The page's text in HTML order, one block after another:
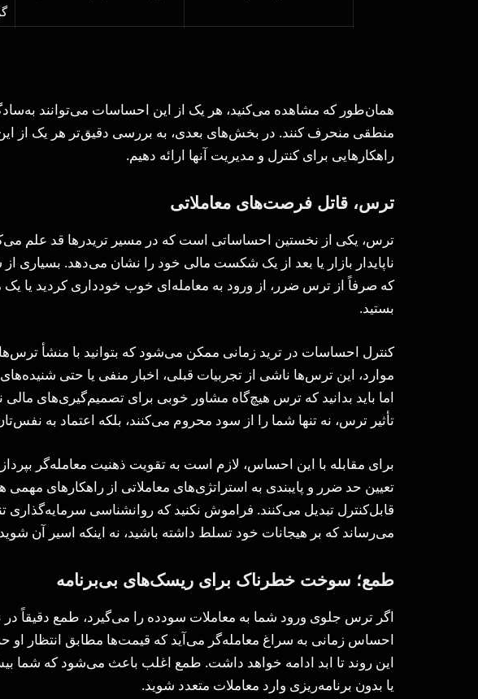
همان‌طور که مشاهده می‌کنید، هر یک از این احساسات می‌توانند
منطقی منحرف کنند. در بخش‌های بعدی، به بررسی دقیق‌تر هر یک از
راهکارهایی برای کنترل و مدیریت آنها ارائه دهیم.
ترس، قاتل فرصت‌های معاملاتی
ترس، یکی از نخستین احساساتی است که در مسیر تریدرها قد علم
ناپایدار بازار یا بعد از یک شکست مالی خود را نشان می‌دهد. بسیاری از
که صرفاً از ترس ضرر، از ورود به معامله‌ای خوب خودداری کردید یا
بستید.
کنترل احساسات در ترید زمانی ممکن می‌شود که بتوانید با منشأ
موارد، این ترس‌ها ناشی از تجربیات قبلی، اخبار منفی یا حتی
اما باید بدانید که ترس هیچ‌گاه مشاور خوبی برای تصمیم‌گیری‌های
تأثیر ترس، نه تنها شما را از سود محروم می‌کنند، بلکه اعتماد به
برای مقابله با این احساس، لازم است به تقویت ذهنیت معامله‌گر
تعیین حد ضرر و پایبندی به استراتژی‌های معاملاتی از راهکارهای
قابل‌کنترل تبدیل می‌کنند. فراموش نکنید که روانشناسی سرمایه‌گذاری
می‌رساند که بر هیجانات خود تسلط داشته باشید، نه اینکه اسیر آن
طمع؛ سوخت خطرناک برای ریسک‌های بی‌برنامه
اگر ترس جلوی ورود شما به معاملات سودده را می‌گیرد، طمع دقیقاً در
احساس زمانی به سراغ معامله‌گر می‌آید که قیمت‌ها مطابق انتظار او
این روند تا ابد ادامه خواهد داشت. طمع اغلب باعث می‌شود که شما
یا بدون برنامه‌ریزی وارد معاملات متعدد شوید.